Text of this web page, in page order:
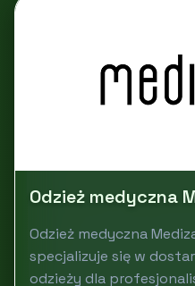
Odzież medyczna
Odzież medyczna
specjalizuje się w
odzieży dla